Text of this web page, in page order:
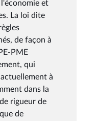
et
La loi dite
de façon à
PME
qui
à
dans la
rigueur de
de